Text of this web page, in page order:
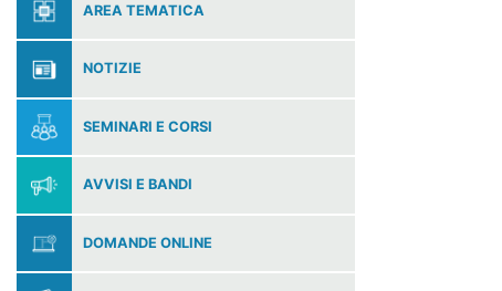
AREA TEMATICA
NOTIZIE
SEMINARI E CORSI
AVVISI E BANDI
DOMANDE ONLINE